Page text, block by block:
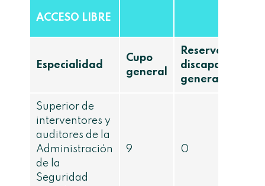
ACCESO LIBRE
Especialidad
Cupo
general
Reserva
discapacidad
general
Superior de
interventores y
auditores de la
Administración
de la
Seguridad
9 0